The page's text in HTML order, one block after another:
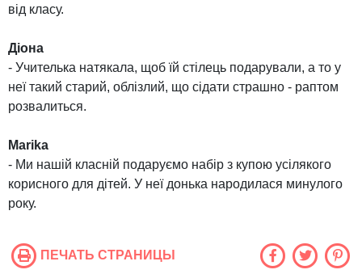
від класу.
Діона
- Учителька натякала, щоб їй стілець подарували, а то у
неї такий старий, облізлий, що сідати страшно - раптом
розвалиться.
Marika
- Ми нашій класній подаруємо набір з купою усілякого
корисного для дітей. У неї донька народилася минулого
року.
ПЕЧАТЬ СТРАНИЦЫ